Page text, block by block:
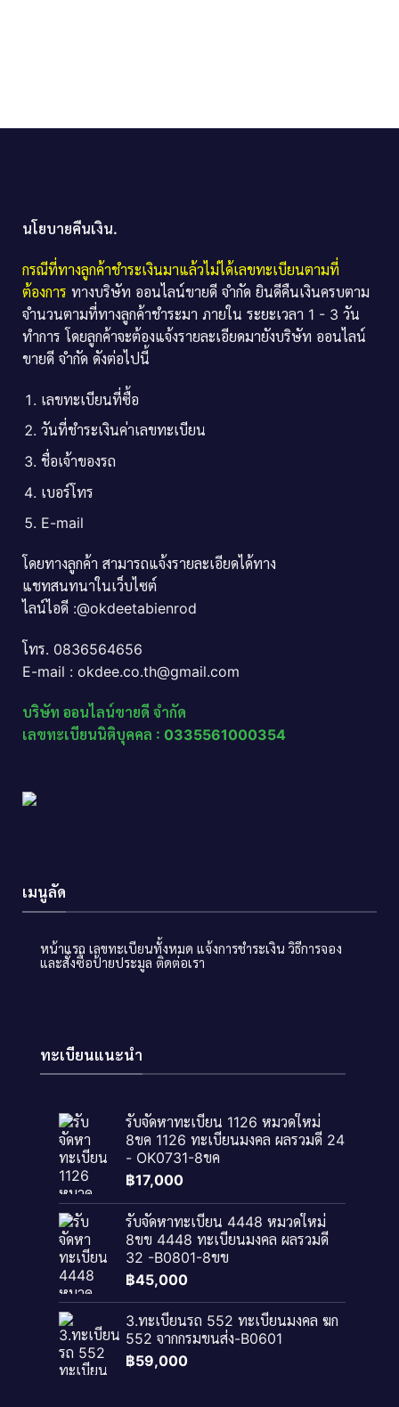
นโยบายคืนเงิน.
กรณีที่ทางลูกค้าชำระเงินมาแล้วไม่ได้เลขทะเบียนตามที่
ต้องการ ทางบริษัท ออนไลน์ขายดี จำกัด ยินดีคืนเงินครบตาม
จำนวนตามที่ทางลูกค้าชำระมา ภายใน ระยะเวลา 1 - 3 วัน
ทำการ โดยลูกค้าจะต้องแจ้งรายละเอียดมายังบริษัท ออนไลน์
ขายดี จำกัด ดังต่อไปนี้
เลขทะเบียนที่ซื้อ
วันที่ชำระเงินค่าเลขทะเบียน
ชื่อเจ้าของรถ
เบอร์โทร
E-mail
โดยทางลูกค้า สามารถแจ้งรายละเอียดได้ทาง
แชทสนทนาในเว็บไซต์
ไลน์ไอดี :@okdeetabienrod
โทร. 0836564656
E-mail : okdee.co.th@gmail.com
บริษัท ออนไลน์ขายดี จำกัด
เลขทะเบียนนิติบุคคล : 0335561000354
เมนูลัด
หน้าแรก เลขทะเบียนทั้งหมด แจ้งการชำระเงิน วิธีการจอง
และสั่งซื้อป้ายประมูล ติดต่อเรา
ทะเบียนแนะนำ
รับจัดหาทะเบียน 1126 หมวดใหม่
8ขค 1126 ทะเบียนมงคล ผลรวมดี 24
- OK0731-8ขค
฿17,000
รับจัดหาทะเบียน 4448 หมวดใหม่
8ขข 4448 ทะเบียนมงคล ผลรวมดี
32 -B0801-8ขข
฿45,000
3.ทะเบียนรถ 552 ทะเบียนมงคล ฆก
552 จากกรมขนส่ง-B0601
฿59,000